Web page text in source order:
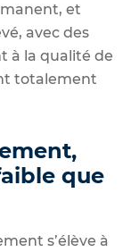
et
avec des
à la qualité de
totalement
que
s’élève à